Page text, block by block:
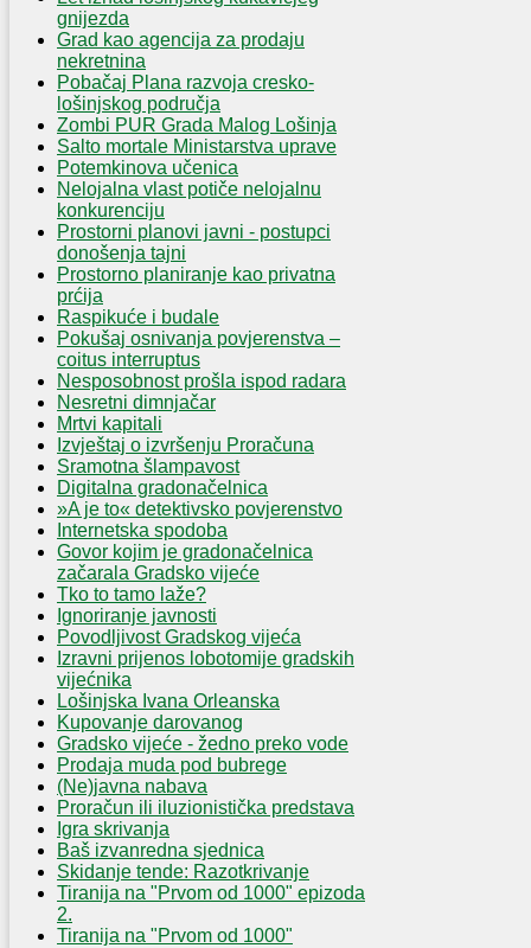
gnijezda
Grad kao agencija za prodaju
nekretnina
Pobačaj Plana razvoja cresko-
lošinjskog područja
Zombi PUR Grada Malog Lošinja
Salto mortale Ministarstva uprave
Potemkinova učenica
Nelojalna vlast potiče nelojalnu
konkurenciju
Prostorni planovi javni - postupci
donošenja tajni
Prostorno planiranje kao privatna
prćija
Raspikuće i budale
Pokušaj osnivanja povjerenstva –
coitus interruptus
Nesposobnost prošla ispod radara
Nesretni dimnjačar
Mrtvi kapitali
Izvještaj o izvršenju Proračuna
Sramotna šlampavost
Digitalna gradonačelnica
»A je to« detektivsko povjerenstvo
Internetska spodoba
Govor kojim je gradonačelnica
začarala Gradsko vijeće
Tko to tamo laže?
Ignoriranje javnosti
Povodljivost Gradskog vijeća
Izravni prijenos lobotomije gradskih
vijećnika
Lošinjska Ivana Orleanska
Kupovanje darovanog
Gradsko vijeće - žedno preko vode
Prodaja muda pod bubrege
(Ne)javna nabava
Proračun ili iluzionistička predstava
Igra skrivanja
Baš izvanredna sjednica
Skidanje tende: Razotkrivanje
Tiranija na "Prvom od 1000" epizoda
2.
Tiranija na "Prvom od 1000"